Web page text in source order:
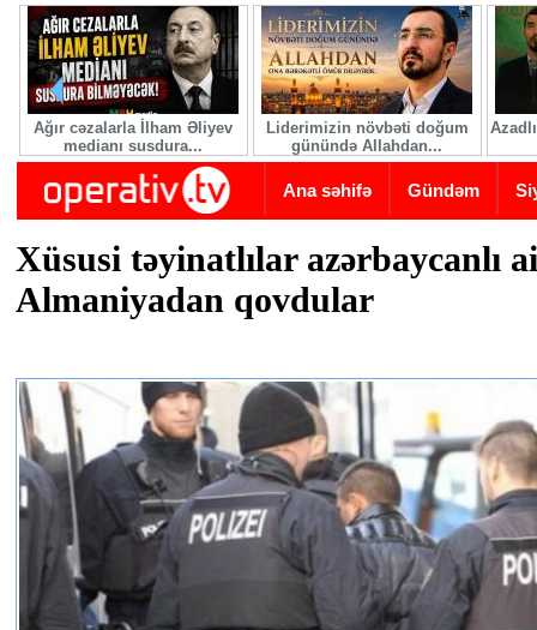
Skip to main content
Ağır cəzalarla İlham Əliyev
medianı susdura...
Liderimizin növbəti doğum
günündə Allahdan...
Ana səhifə Gündəm
Xüsusi təyinatlılar azərbaycanlı
Almaniyadan qovdular